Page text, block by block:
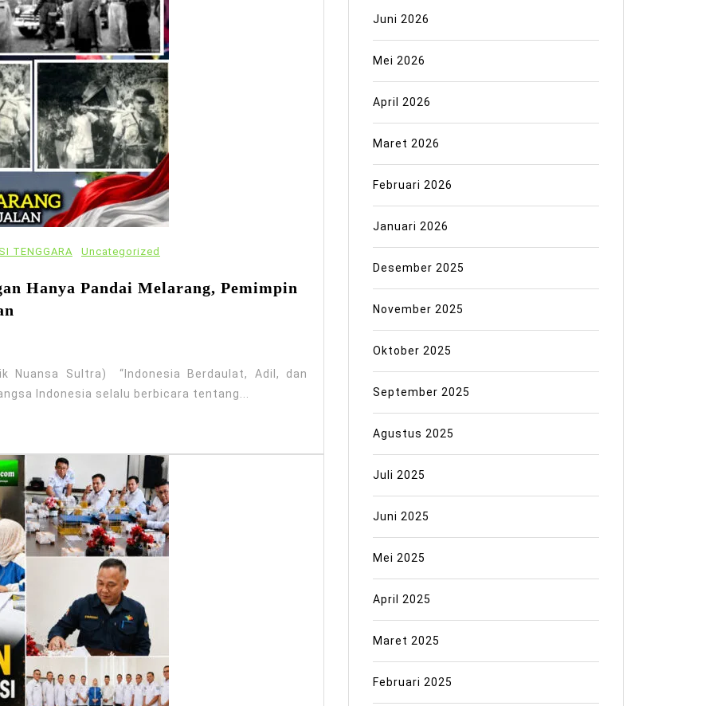
TENGGARA Uncategorized
Hanya Pandai Melarang, Pemimpin
Nuansa Sultra) “Indonesia Berdaulat, Adil, dan
Indonesia selalu berbicara tentang...
Juni 2026
Mei 2026
April 2026
Maret 2026
Februari 2026
Januari 2026
Desember 2025
November 2025
Oktober 2025
September 2025
Agustus 2025
Juli 2025
Juni 2025
Mei 2025
April 2025
Maret 2025
Februari 2025